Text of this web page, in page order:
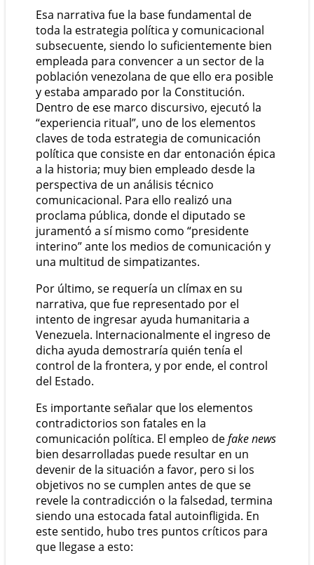
Esa narrativa fue la base fundamental de
toda la estrategia política y comunicacional
subsecuente, siendo lo suficientemente bien
empleada para convencer a un sector de la
población venezolana de que ello era posible
y estaba amparado por la Constitución.
Dentro de ese marco discursivo, ejecutó la
“experiencia ritual”, uno de los elementos
claves de toda estrategia de comunicación
política que consiste en dar entonación épica
a la historia; muy bien empleado desde la
perspectiva de un análisis técnico
comunicacional. Para ello realizó una
proclama pública, donde el diputado se
juramentó a sí mismo como “presidente
interino” ante los medios de comunicación y
una multitud de simpatizantes.
Por último, se requería un clímax en su
narrativa, que fue representado por el
intento de ingresar ayuda humanitaria a
Venezuela. Internacionalmente el ingreso de
dicha ayuda demostraría quién tenía el
control de la frontera, y por ende, el control
del Estado.
Es importante señalar que los elementos
contradictorios son fatales en la
comunicación política. El empleo defake news
bien desarrolladas puede resultar en un
devenir de la situación a favor, pero si los
objetivos no se cumplen antes de que se
revele la contradicción o la falsedad, termina
siendo una estocada fatal autoinfligida. En
este sentido, hubo tres puntos críticos para
que llegase a esto: